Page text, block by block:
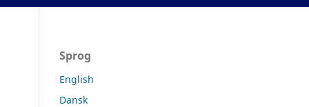
Sprog
English
Dansk